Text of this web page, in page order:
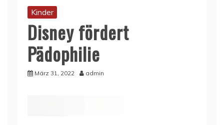
Kinder
Disney fördert
Pädophilie
März 31, 2022 admin